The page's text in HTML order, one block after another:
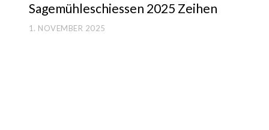
Sage­müh­le­schies­sen 2025 Zei­hen
1. NOVEMBER 2025